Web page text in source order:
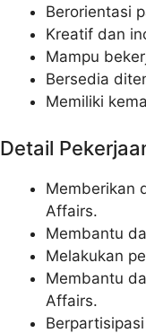
Berorientasi
Kreatif dan
Mampu
Bersedia
Memiliki
Detail
Memberikan
Affairs.
Membantu
Melakukan
Membantu
Affairs.